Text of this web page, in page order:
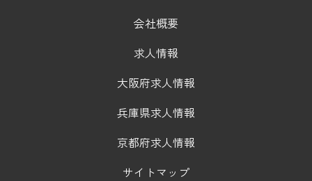
会社概要
求人情報
大阪府求人情報
兵庫県求人情報
京都府求人情報
サイトマップ